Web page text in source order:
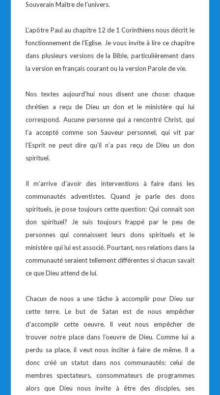
Souverain Maître de l’univers.
L’apôtre Paul au chapitre 12 de 1 Corinthiens nous décrit le
fonctionnement de l’Eglise. Je vous invite à lire ce chapitre
dans plusieurs versions de la Bible, particulièrement dans
la version en français courant ou la version Parole de vie.
Nos textes aujourd’hui nous disent une chose: chaque
chrétien a reçu de Dieu un don et le ministère qui lui
correspond. Aucune personne qui a rencontré Christ, qui
l’a accepté comme son Sauveur personnel, qui vit par
l’Esprit ne peut dire qu’il n’a pas reçu de Dieu un don
spirituel.
Il m’arrive d’avoir des interventions à faire dans les
communautés adventistes. Quand je parle des dons
spirituels, je pose toujours cette question: Qui connait son
don spirituel? Je suis toujours frappé par le peu de
personnes qui connaissent leurs dons spirituels et le
ministère qui lui est associé. Pourtant, nos relations dans la
communauté seraient tellement différentes si chacun savait
ce que Dieu attend de lui.
Chacun de nous a une tâche à accomplir pour Dieu sur
cette terre. Le but de Satan est de nous empêcher
d’accomplir cette oeuvre. Il veut nous empêcher de
trouver notre place dans l’oeuvre de Dieu. Comme lui a
perdu sa place, il veut nous inciter à faire de même. Il a
donc créé un statut dans nos communautés: celui de
membres spectateurs, consommateurs de programmes
alors que Dieu nous invite à être des disciples, ses